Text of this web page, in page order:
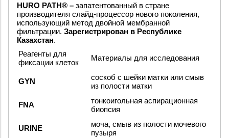
HURO PATH® – запатентованный в стране
производителя слайд-процессор нового поколения,
использующий метод двойной мембранной
фильтрации. Зарегистрирован в Республике
Казахстан.
Реагенты для
фиксации клеток
Материалы для исследования
GYN
соскоб с шейки матки или смыв
из полости матки
FNA
тонкоигольная аспирационная
биопсия
URINE
моча, смыв из полости мочевого
пузыря